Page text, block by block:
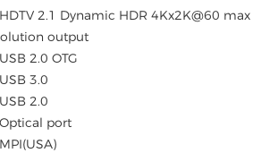
2.1 Dynamic HDR 4Kx2K@60 max
output
2.0 OTG
3.0
2.0
port